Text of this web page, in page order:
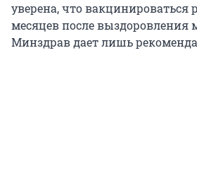
уверена, что вакцинироваться
месяцев после выздоровления
Минздрав дает лишь